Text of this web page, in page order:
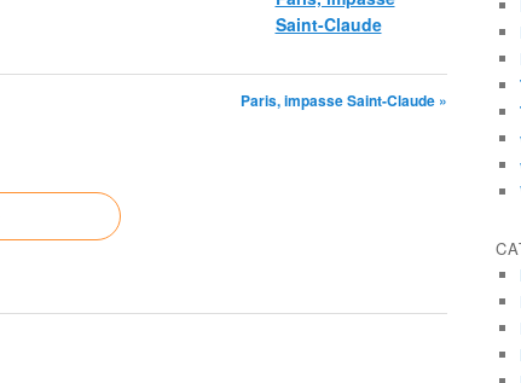
Saint-Claude
Paris, impasse Saint-Claude »